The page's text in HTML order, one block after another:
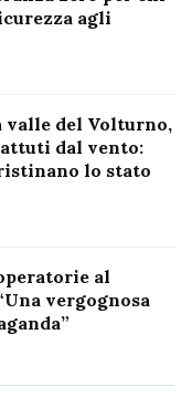
agli
valle del Volturno,
dal vento:
lo stato
al
vergognosa